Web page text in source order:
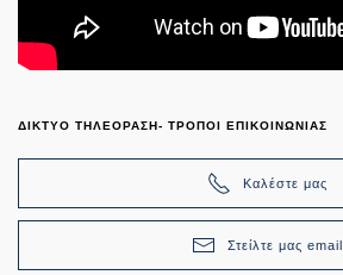
ΔΙΚΤΥΟ ΤΗΛΕΟΡΑΣΗ- ΤΡΟΠΟΙ ΕΠΙΚΟΙΝΩΝΙΑΣ
Καλέστε μας
Στείλτε μας email